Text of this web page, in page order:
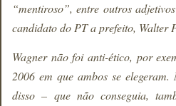
“mentiroso”, entre outros
candidato do PT a prefeito, Walter
Wagner não foi anti-ético, por
2006 em que ambos se
disso – que não conseguia,